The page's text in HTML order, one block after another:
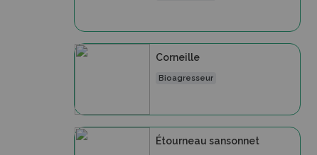
Corneille
Bioagresseur
Étourneau sansonnet